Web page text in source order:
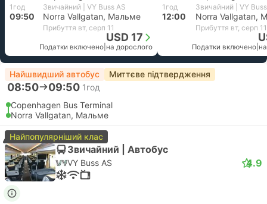
1год Звичайний | VY Buss AS
09:50 Norra Vallgatan, Мальме
Прибуття вт, серп 11
USD 17
Податки включено на дорослого
1год Звичайний | VY
12:00 Norra Vallgatan,
Прибуття вт, серп 11
Податки включено
Найшвидший автобус Миттєве підтвердження
08:50 09:50 1год
Copenhagen Bus Terminal
Norra Vallgatan, Мальме
Найпопулярніший клас
Звичайний | Автобус
VY Buss AS 4.9